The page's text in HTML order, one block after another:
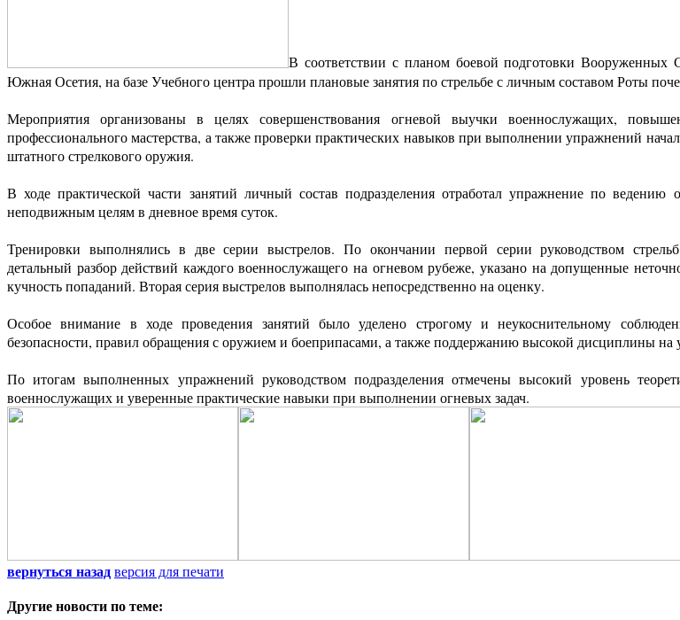
В соответствии с планом боевой подготовки Вооруженных
Южная Осетия, на базе Учебного центра прошли плановые занятия по стрельбе с личным составом Роты
Мероприятия организованы в целях совершенствования огневой выучки военнослужащих,
профессионального мастерства, а также проверки практических навыков при выполнении упражнений
штатного стрелкового оружия.
В ходе практической части занятий личный состав подразделения отработал упражнение по ведению
неподвижным целям в дневное время суток.
Тренировки выполнялись в две серии выстрелов. По окончании первой серии руководством
детальный разбор действий каждого военнослужащего на огневом рубеже, указано на допущенные
кучность попаданий. Вторая серия выстрелов выполнялась непосредственно на оценку.
Особое внимание в ходе проведения занятий было уделено строгому и неукоснительному
безопасности, правил обращения с оружием и боеприпасами, а также поддержанию высокой дисциплины на
По итогам выполненных упражнений руководством подразделения отмечены высокий уровень
военнослужащих и уверенные практические навыки при выполнении огневых задач.
вернуться назад версия для печати
Другие новости по теме: